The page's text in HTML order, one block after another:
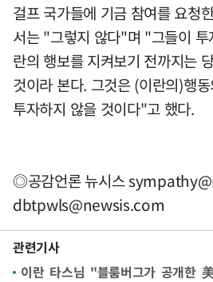
걸프 국가들에 기금 참여를 요청
서는 "그렇지 않다"며 "그들이 투
란의 행보를 지켜보기 전까지는
것이라 본다. 그것은 (이란의)행
투자하지 않을 것이다"고 했다.
◎공감언론 뉴시스
dbtpwls@newsis.com
관련기사